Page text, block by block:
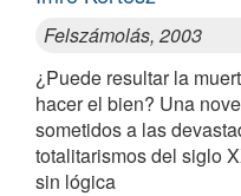
Felszámolás, 2003
¿Puede resultar la
hacer el bien? Una
sometidos a las
totalitarismos del siglo
sin lógica